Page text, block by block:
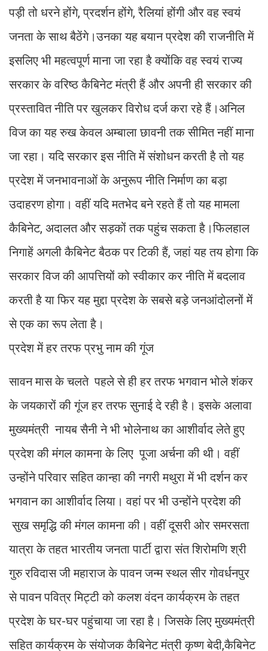
पड़ी तो धरने होंगे, प्रदर्शन होंगे, रैलियां होंगी और वह स्वयं
जनता के साथ बैठेंगे।उनका यह बयान प्रदेश की राजनीति में
इसलिए भी महत्वपूर्ण माना जा रहा है क्योंकि वह स्वयं राज्य
सरकार के वरिष्ठ कैबिनेट मंत्री हैं और अपनी ही सरकार की
प्रस्तावित नीति पर खुलकर विरोध दर्ज करा रहे हैं।अनिल
विज का यह रुख केवल अम्बाला छावनी तक सीमित नहीं माना
जा रहा। यदि सरकार इस नीति में संशोधन करती है तो यह
प्रदेश में जनभावनाओं के अनुरूप नीति निर्माण का बड़ा
उदाहरण होगा। वहीं यदि मतभेद बने रहते हैं तो यह मामला
कैबिनेट, अदालत और सड़कों तक पहुंच सकता है।फिलहाल
निगाहें अगली कैबिनेट बैठक पर टिकी हैं, जहां यह तय होगा कि
सरकार विज की आपत्तियों को स्वीकार कर नीति में बदलाव
करती है या फिर यह मुद्दा प्रदेश के सबसे बड़े जनआंदोलनों में
से एक का रूप लेता है।
प्रदेश में हर तरफ प्रभु नाम की गूंज
सावन मास के चलते पहले से ही हर तरफ भगवान भोले शंकर
के जयकारों की गूंज हर तरफ सुनाई दे रही है। इसके अलावा
मुख्यमंत्री नायब सैनी ने भी भोलेनाथ का आशीर्वाद लेते हुए
प्रदेश की मंगल कामना के लिए पूजा अर्चना की थी। वहीं
उन्होंने परिवार सहित कान्हा की नगरी मथुरा में भी दर्शन कर
भगवान का आशीर्वाद लिया। वहां पर भी उन्होंने प्रदेश की
सुख समृद्धि की मंगल कामना की। वहीं दूसरी ओर समरसता
यात्रा के तहत भारतीय जनता पार्टी द्वारा संत शिरोमणि श्री
गुरु रविदास जी महाराज के पावन जन्म स्थल सीर गोवर्धनपुर
से पावन पवित्र मिट्टी को कलश वंदन कार्यक्रम के तहत
प्रदेश के घर-घर पहुंचाया जा रहा है। जिसके लिए मुख्यमंत्री
सहित कार्यक्रम के संयोजक कैबिनेट मंत्री कृष्ण बेदी,कैबिनेट